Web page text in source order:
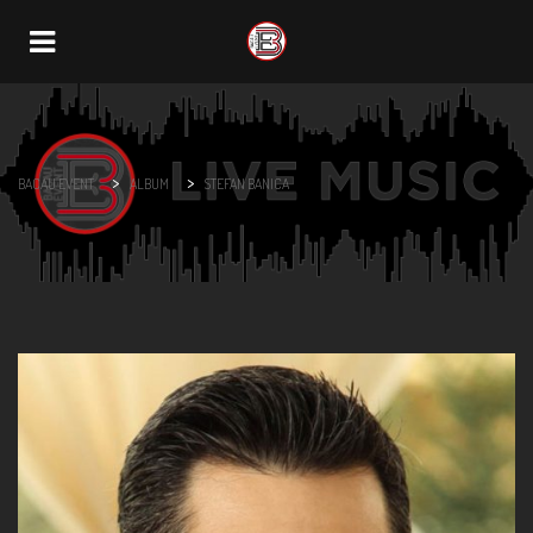
Navigation
BACAU EVENT > ALBUM > STEFAN BANICA